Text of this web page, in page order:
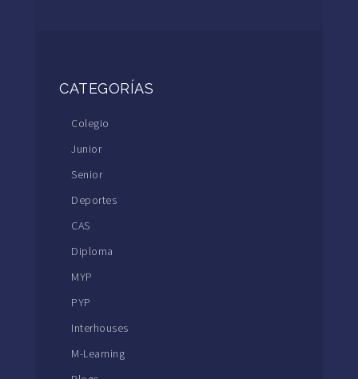
CATEGORÍAS
Colegio
Junior
Senior
Deportes
CAS
Diploma
MYP
PYP
Interhouses
M-Learning